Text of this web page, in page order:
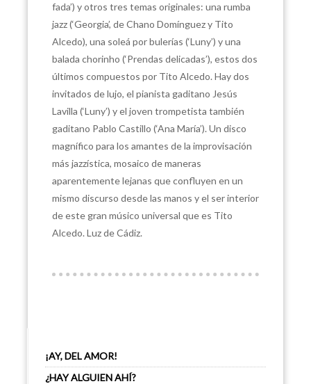
fada’) y otros tres temas originales: una rumba
jazz (‘Georgia’, de Chano Domínguez y Tito
Alcedo), una soleá por bulerías (‘Luny’) y una
balada chorinho (‘Prendas delicadas’), estos dos
últimos compuestos por Tito Alcedo. Hay dos
invitados de lujo, el pianista gaditano Jesús
Lavilla (‘Luny’) y el joven trompetista también
gaditano Pablo Castillo (‘Ana María’). Un disco
magnífico para los amantes de la improvisación
más jazzística, mosaico de maneras
aparentemente lejanas que confluyen en un
mismo discurso desde las manos y el ser interior
de este gran músico universal que es Tito
Alcedo. Luz de Cádiz.
¡AY, DEL AMOR!
¿HAY ALGUIEN AHÍ?